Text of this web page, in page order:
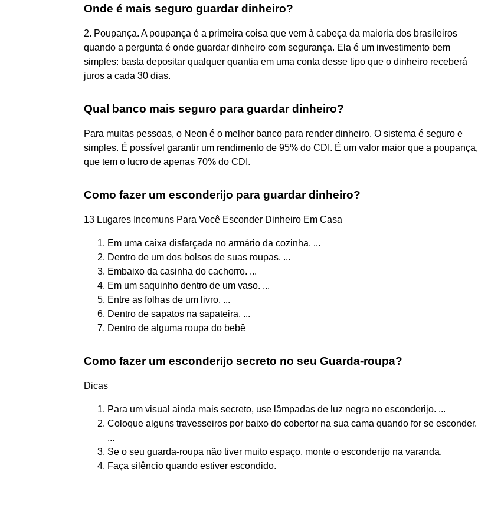
Onde é mais seguro guardar dinheiro?
2. Poupança. A poupança é a primeira coisa que vem à cabeça da maioria dos brasileiros
quando a pergunta é onde guardar dinheiro com segurança. Ela é um investimento bem
simples: basta depositar qualquer quantia em uma conta desse tipo que o dinheiro receberá
juros a cada 30 dias.
Qual banco mais seguro para guardar dinheiro?
Para muitas pessoas, o Neon é o melhor banco para render dinheiro. O sistema é seguro e
simples. É possível garantir um rendimento de 95% do CDI. É um valor maior que a poupança,
que tem o lucro de apenas 70% do CDI.
Como fazer um esconderijo para guardar dinheiro?
13 Lugares Incomuns Para Você Esconder Dinheiro Em Casa
Em uma caixa disfarçada no armário da cozinha. ...
Dentro de um dos bolsos de suas roupas. ...
Embaixo da casinha do cachorro. ...
Em um saquinho dentro de um vaso. ...
Entre as folhas de um livro. ...
Dentro de sapatos na sapateira. ...
Dentro de alguma roupa do bebê
Como fazer um esconderijo secreto no seu Guarda-roupa?
Dicas
Para um visual ainda mais secreto, use lâmpadas de luz negra no esconderijo. ...
Coloque alguns travesseiros por baixo do cobertor na sua cama quando for se esconder.
...
Se o seu guarda-roupa não tiver muito espaço, monte o esconderijo na varanda.
Faça silêncio quando estiver escondido.